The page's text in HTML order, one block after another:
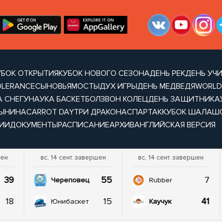
ОТКРЫТИЯКУБОК НОВОГО СЕЗОНАДЕНЬ РЕКДЕНЬ
СЫНОВЬЯМОСТЫДУХ ИГРЫДЕНЬ МЕДВЕДЯ
СНЕГУНАУКА БАСКЕТБОЛЗВОН КОЛЕЦДЕНЬ ЗАЩИТНИКА
CARROT DAYТРИ ДРАКОНАСПАРТАККУБОК
ДОКУМЕНТЫРАСПИСАНИЕАРХИВАНГЛИЙСКАЯ ВЕРСИЯ
39
18
вс, 14 сент. завершен
Череповец 55
Юнибаскет 15
вс, 14 сент. завершен
Rubber 7
Каучук 41